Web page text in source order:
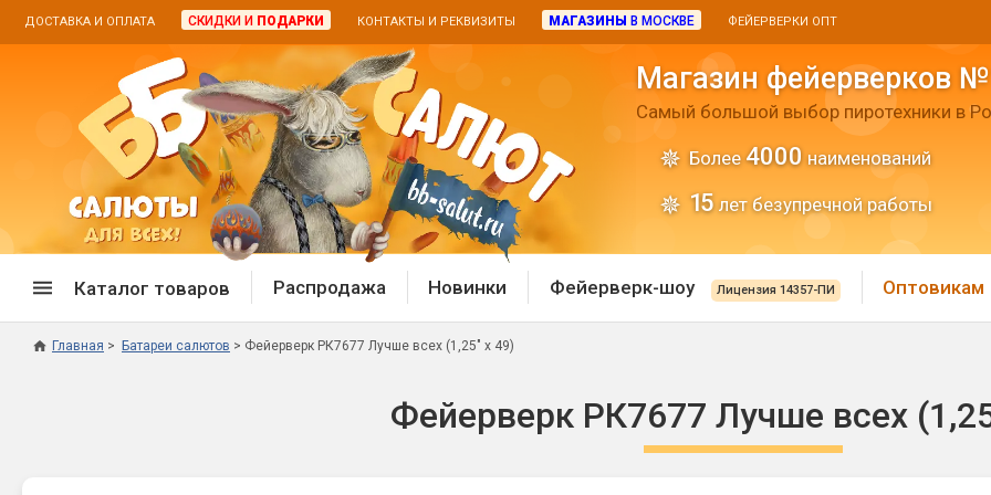
ДОСТАВКА И ОПЛАТА СКИДКИ И ПОДАРКИ КОНТАКТЫ И РЕКВИЗИТЫ МАГАЗИНЫ В МОСКВЕ ФЕЙЕРВЕРКИ ОПТ
Магазин фейерверков
Самый большой выбор пиротехники в
Более 4000 наименований
15 лет безупречной работы
Каталог товаров
Дневные батареи
Хлопушки и
Распродажа Новинки Фейерверк-шоу Лицензия 14357-ПИ Оптовикам
Главная Батареи салютов Фейерверк РК7677 Лучше всех (1,25" х 49)
Фейерверк РК7677 Лучше всех